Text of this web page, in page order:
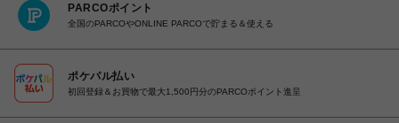
PARCOポイント
全国のPARCOやONLINE PARCOで貯まる＆使える
ポケパル払い
初回登録＆お買物で最大1,500円分のPARCOポイント進呈